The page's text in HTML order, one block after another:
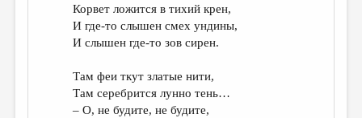
Корвет ложится в тихий крен,
И где-то слышен смех ундины,
И слышен где-то зов сирен.
Там феи ткут златые нити,
Там серебрится лунно тень…
– О, не будите, не будите,